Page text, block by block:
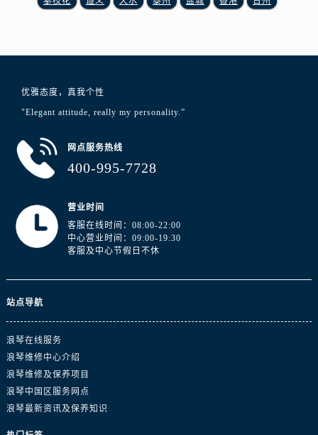
山东省潍坊市奎文区东风东街浪琴售后服务中心（需提前预约）
山东省淄博市张店区金晶大道浪琴售后服务中心（需提前预约）
优雅态度，真我个性
"Elegant attitude, really my personality.”
网点服务热线
400-995-7728
营业时间
客服在线时间：08:00-22:00
中心营业时间：09:00-19:30
客服及中心节假日不休
站点导航
浪琴在线服务
浪琴维修中心介绍
浪琴维修及保养项目
浪琴中国区服务网点
浪琴最新资讯及保养知识